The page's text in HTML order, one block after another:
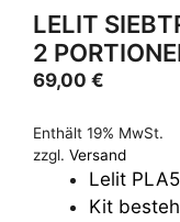
LELIT
2
69,00 €
Enthält 19% MwSt.
zzgl. Versand
Lelit
Kit